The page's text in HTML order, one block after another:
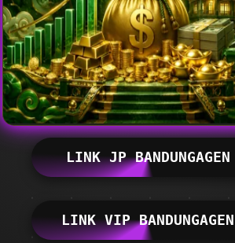
LINK JP BANDUNGAGEN
LINK VIP BANDUNGAGEN